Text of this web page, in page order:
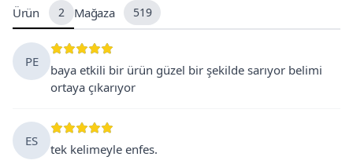
Ürün 2 Mağaza 519
PE
baya etkili bir ürün güzel bir şekilde sarıyor belimi
ortaya çıkarıyor
ES
tek kelimeyle enfes.